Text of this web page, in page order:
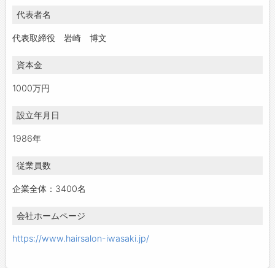
代表者名
代表取締役 岩崎 博文
資本金
1000万円
設立年月日
1986年
従業員数
企業全体：3400名
会社ホームページ
https://www.hairsalon-iwasaki.jp/